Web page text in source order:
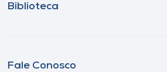
Biblioteca
Fale Conosco